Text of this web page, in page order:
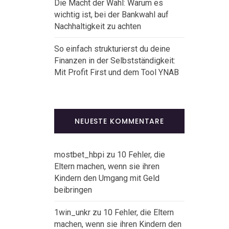
Die Macht der Wahl: Warum es
wichtig ist, bei der Bankwahl auf
Nachhaltigkeit zu achten
So einfach strukturierst du deine
Finanzen in der Selbstständigkeit:
Mit Profit First und dem Tool YNAB
NEUESTE KOMMENTARE
mostbet_hbpi zu 10 Fehler, die
Eltern machen, wenn sie ihren
Kindern den Umgang mit Geld
beibringen
1win_unkr zu 10 Fehler, die Eltern
machen, wenn sie ihren Kindern den